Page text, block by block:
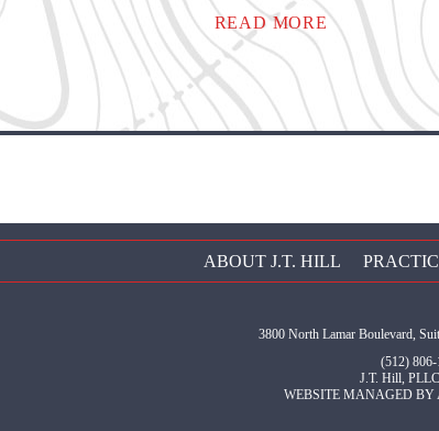
READ MORE
ABOUT J.T. HILL
3800 North Lamar Boulevard,
(512) 806-
J.T. Hill,
WEBSITE MANAGED BY